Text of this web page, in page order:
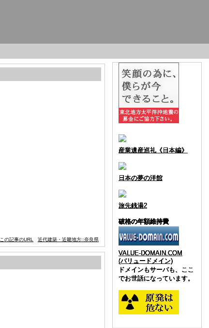
産業遺産巡礼《日本編》
日本の夢の洋館
旅先銭湯2
破格の年額維持費
VALUE-DOMAIN.COM
(バリュードメイン)
ドメインもサーバも、ここ
でお世話になっています。
この記事のURL 近代建築・近畿地方::奈良県
産業遺産巡礼《日本編》
日本の夢の洋館
旅先銭湯2
破格の年額維持費
VALUE-DOMAIN.COM
(バリュードメイン)
ドメインもサーバも、ここ
でお世話になっています。
産業遺産巡礼《日本編》
日本の夢の洋館
旅先銭湯2
破格の年額維持費
VALUE-DOMAIN.COM
(バリュードメイン)
ドメインもサーバも、ここ
でお世話になっています。
産業遺産巡礼《日本編》
日本の夢の洋館
旅先銭湯2
破格の年額維持費
VALUE-DOMAIN.COM
(バリュードメイン)
ドメインもサーバも、ここ
でお世話になっています。